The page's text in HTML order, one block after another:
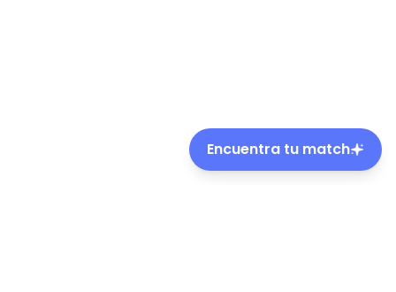
Encuentra tu match